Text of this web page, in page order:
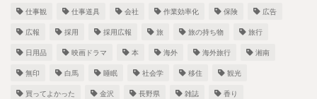
仕事観 仕事道具 会社 作業効率化 保険 広告
広報 採用 採用広報 旅 旅の持ち物 旅行
日用品 映画ドラマ 本 海外 海外旅行 湘南
無印 白馬 睡眠 社会学 移住 観光
買ってよかった 金沢 長野県 雑誌 香り